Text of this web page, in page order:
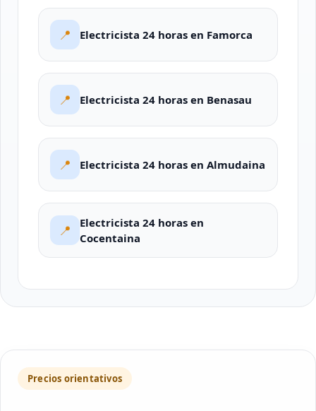
📍 Electricista 24 horas en Famorca
📍 Electricista 24 horas en Benasau
📍 Electricista 24 horas en Almudaina
📍
Electricista 24 horas en
Cocentaina
Precios orientativos